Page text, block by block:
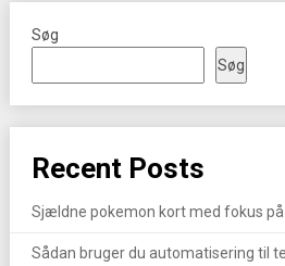
Søg
Søg
Recent Posts
Sjældne pokemon kort med fokus
Sådan bruger du automatisering til